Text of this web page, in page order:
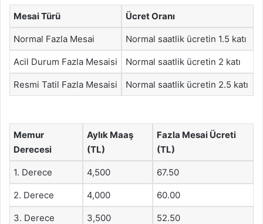
Mesai Türü Ücret Oranı
Normal Fazla Mesai Normal saatlik ücretin 1.5 katı
Acil Durum Fazla Mesaisi Normal saatlik ücretin 2 katı
Resmi Tatil Fazla Mesaisi Normal saatlik ücretin 2.5 katı
Memur
Derecesi
Aylık Maaş
(TL)
Fazla Mesai Ücreti
(TL)
1. Derece 4,500 67.50
2. Derece 4,000 60.00
3. Derece 3,500 52.50